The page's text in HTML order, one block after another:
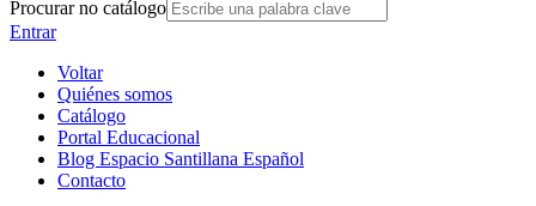
Procurar no catálogo
Entrar
Voltar
Quiénes somos
Catálogo
Portal Educacional
Blog Espacio Santillana Español
Contacto